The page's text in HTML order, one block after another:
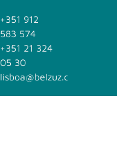
+351 912
583 574
+351 21 324
05 30
lisboa@belzuz.com